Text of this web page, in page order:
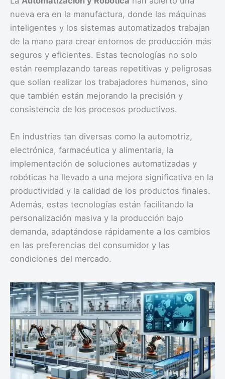
nueva era en la manufactura, donde las máquinas
inteligentes y los sistemas automatizados trabajan
de la mano para crear entornos de producción más
seguros y eficientes. Estas tecnologías no solo
están reemplazando tareas repetitivas y peligrosas
que solían realizar los trabajadores humanos, sino
que también están mejorando la precisión y
consistencia de los procesos productivos.
En industrias tan diversas como la automotriz,
electrónica, farmacéutica y alimentaria, la
implementación de soluciones automatizadas y
robóticas ha llevado a una mejora significativa en la
productividad y la calidad de los productos finales.
Además, estas tecnologías están facilitando la
personalización masiva y la producción bajo
demanda, adaptándose rápidamente a los cambios
en las preferencias del consumidor y las
condiciones del mercado.